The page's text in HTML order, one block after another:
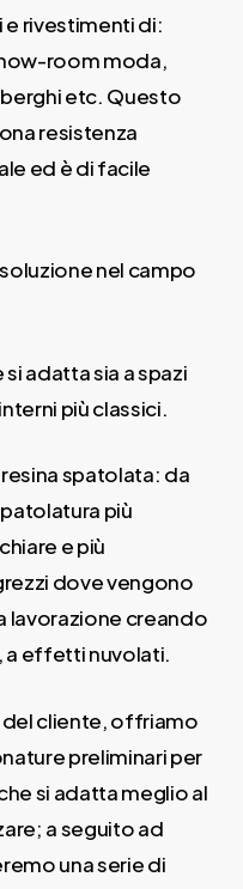
rivestimenti di:
room moda,
etc. Questo
resistenza
ed è di facile
nel campo
si adatta sia a spazi
più classici.
spatolata: da
più
e più
dove vengono
lavorazione creando
a effetti nuvolati.
del cliente, offriamo
preliminari per
si adatta meglio al
a seguito ad
una serie di